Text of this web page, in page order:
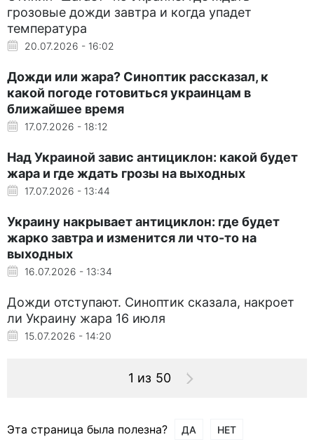
грозовые дожди завтра и когда упадет
температура
20.07.2026 - 16:02
Дожди или жара? Синоптик рассказал, к
какой погоде готовиться украинцам в
ближайшее время
17.07.2026 - 18:12
Над Украиной завис антициклон: какой будет
жара и где ждать грозы на выходных
17.07.2026 - 13:44
Украину накрывает антициклон: где будет
жарко завтра и изменится ли что-то на
выходных
16.07.2026 - 13:34
Дожди отступают. Синоптик сказала, накроет
ли Украину жара 16 июля
15.07.2026 - 14:20
1 из 50
Эта страница была полезна? ДА НЕТ